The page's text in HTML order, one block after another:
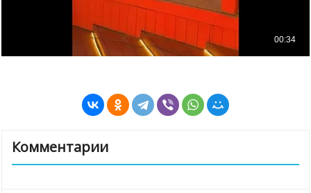
Комментарии